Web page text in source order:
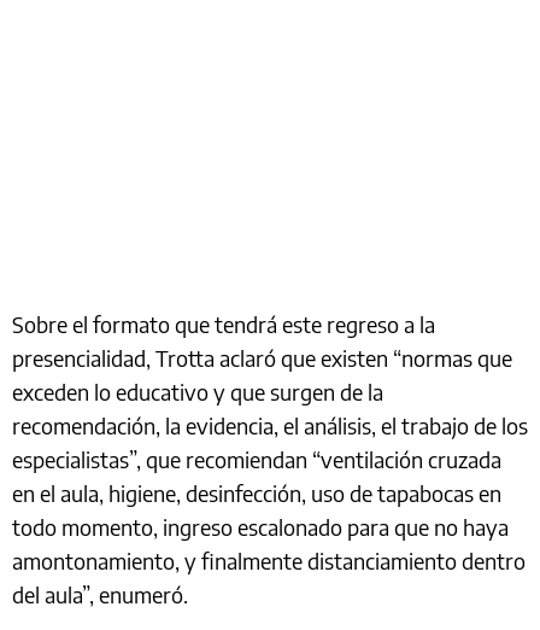
Sobre el formato que tendrá este regreso a la
presencialidad, Trotta aclaró que existen “normas que
exceden lo educativo y que surgen de la
recomendación, la evidencia, el análisis, el trabajo de los
especialistas”, que recomiendan “ventilación cruzada
en el aula, higiene, desinfección, uso de tapabocas en
todo momento, ingreso escalonado para que no haya
amontonamiento, y finalmente distanciamiento dentro
del aula”, enumeró.